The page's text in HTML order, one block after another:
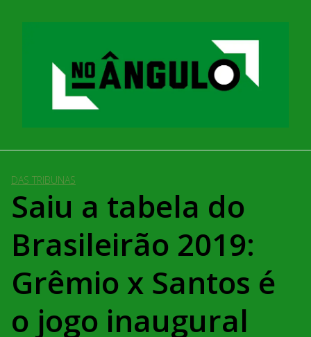
DAS TRIBUNAS
Saiu a tabela do
Brasileirão 2019:
Grêmio x Santos é
o jogo inaugural